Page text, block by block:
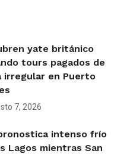
yate británico
tours pagados de
irregular en Puerto
7, 2026
intenso frío
Lagos mientras San